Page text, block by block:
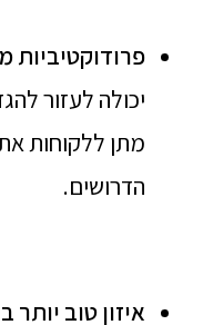
פרודוקטיביות
יכולה לעזור
מתן ללקוחות
הדרושים.
איזון טוב יותר